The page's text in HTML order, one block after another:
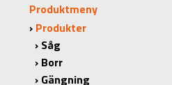
Produktmeny
Produkter
Såg
Borr
Gängning